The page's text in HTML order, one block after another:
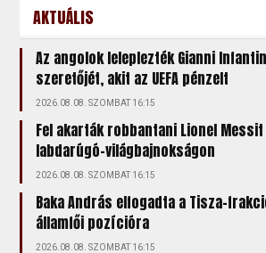
AKTUÁLIS
Az angolok leleplezték Gianni
szeretőjét, akit az UEFA pénzelt
2026.08.08. SZOMBAT 16:15
Fel akarták robbantani Lionel
labdarúgó-világbajnokságon
2026.08.08. SZOMBAT 16:15
Baka András elfogadta a Tisza-
államfői pozícióra
2026.08.08. SZOMBAT 16:15